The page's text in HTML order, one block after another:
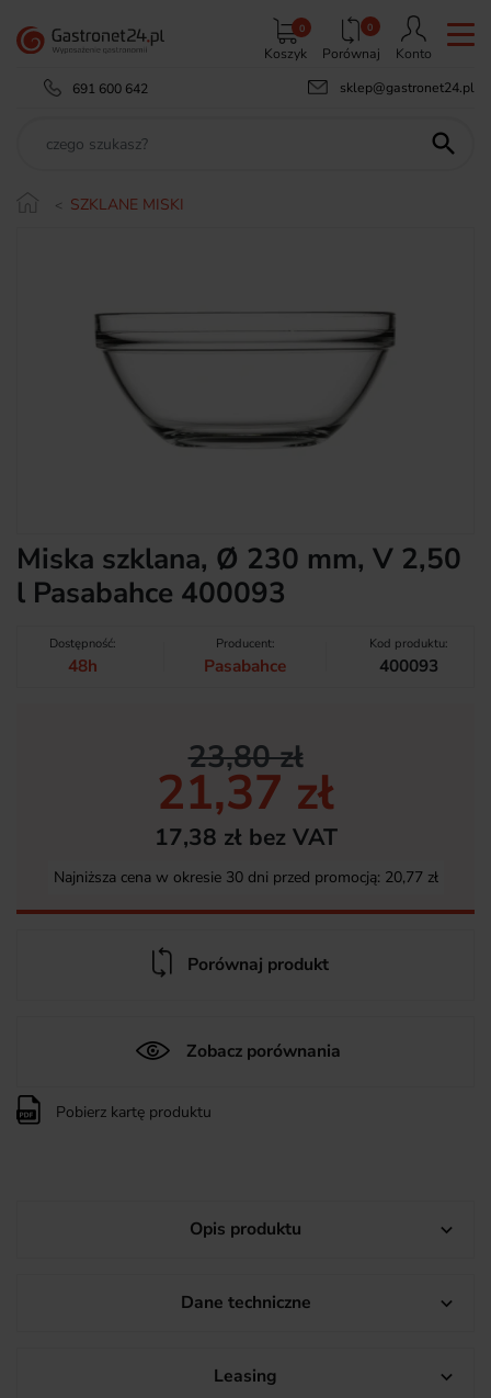
Koszyk
0 0
Porównaj
Konto
691 600 642
sklep@gastronet24.pl

SZKLANE MISKI
Miska szklana, Ø 230 mm, V 2,50
l Pasabahce 400093
Dostępność:
48h
Producent:
Pasabahce
Kod produktu:
400093
23,80 zł
21,37 zł
17,38 zł bez VAT
Najniższa cena w okresie 30 dni przed promocją: 20,77 zł
Porównaj produkt
Zobacz porównania
Pobierz kartę produktu
Opis produktu 
Dane techniczne 
Leasing 